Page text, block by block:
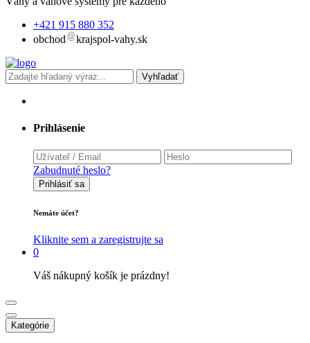
+421 915 880 352
obchod
krajspol-vahy.sk
Vyhľadať
Prihlásenie
Zabudnuté heslo?
Prihlásiť sa
Nemáte účet?
Kliknite sem a zaregistrujte sa
0
Váš nákupný košík je prázdny!
Kategórie